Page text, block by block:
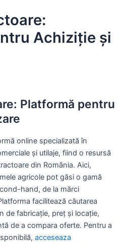
Achiziție și
Platformă pentru
online specializată în
și utilaje, fiind o resursă
din România. Aici,
agricole pot găsi o gamă
hand, de la mărci
facilitează căutarea
de fabricație, preț și locație,
de a compara oferte. Pentru a
acceseaza